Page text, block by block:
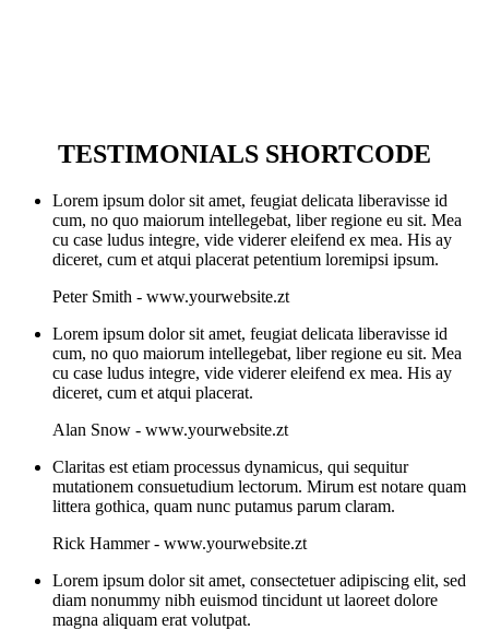
TESTIMONIALS SHORTCODE
Lorem ipsum dolor sit amet, feugiat delicata liberavisse id
cum, no quo maiorum intellegebat, liber regione eu sit. Mea
cu case ludus integre, vide viderer eleifend ex mea. His ay
diceret, cum et atqui placerat petentium loremipsi ipsum.
Peter Smith - www.yourwebsite.zt
Lorem ipsum dolor sit amet, feugiat delicata liberavisse id
cum, no quo maiorum intellegebat, liber regione eu sit. Mea
cu case ludus integre, vide viderer eleifend ex mea. His ay
diceret, cum et atqui placerat.
Alan Snow - www.yourwebsite.zt
Claritas est etiam processus dynamicus, qui sequitur
mutationem consuetudium lectorum. Mirum est notare quam
littera gothica, quam nunc putamus parum claram.
Rick Hammer- www.yourwebsite.zt
Lorem ipsum dolor sit amet, consectetuer adipiscing elit, sed
diam nonummy nibh euismod tincidunt ut laoreet dolore
magna aliquam erat volutpat.